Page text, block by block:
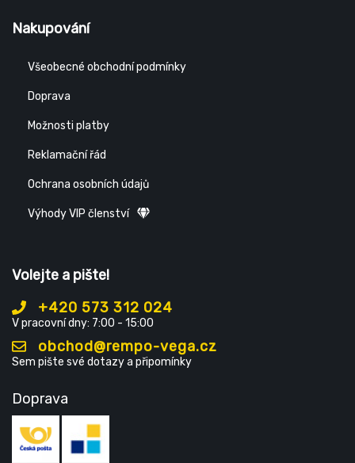
Nakupování
Všeobecné obchodní podmínky
Doprava
Možnosti platby
Reklamační řád
Ochrana osobních údajů
Výhody VIP členství
Volejte a pište!
+420 573 312 024
V pracovní dny: 7:00 - 15:00
obchod@rempo-vega.cz
Sem pište své dotazy a připomínky
Doprava